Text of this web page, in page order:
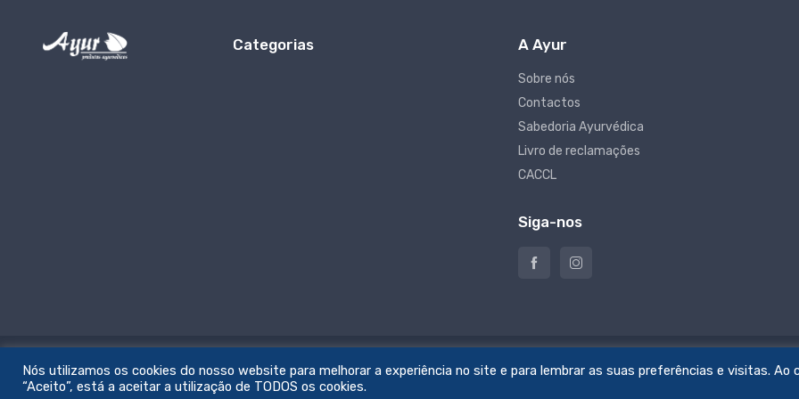
Categorias A Ayur
Sobre nós
Contactos
Sabedoria Ayurvédica
Livro de reclamações
CACCL
Siga-nos
© All rights reserved. Feito com amor porzemstudio
Nós utilizamos os cookies do nosso website para melhorar a experiência no site e para lembrar as suas preferências e visitas. Ao
“Aceito”, está a aceitar a utilização de TODOS os cookies.